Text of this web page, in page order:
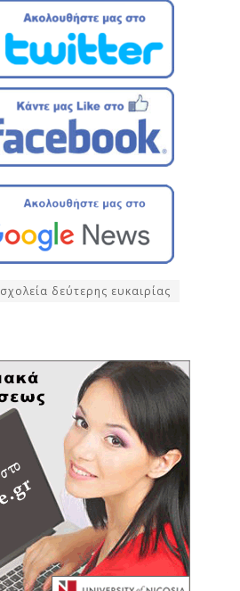
σχολεία δεύτερης ευκαιρίας